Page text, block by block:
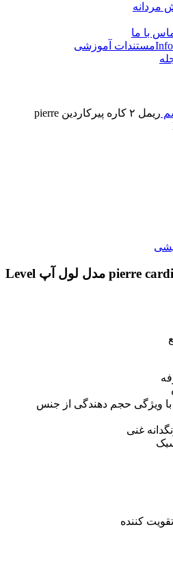
مردانه
با ما
مستندات آموزشی
ریمل ۲ کاره پیرکاردین pierre
ریمل ۲ کاره پیرکاردین pierre cardin مدل لول آپ Level
ویژگی حجم دهندگی از جنس
غنی
کننده